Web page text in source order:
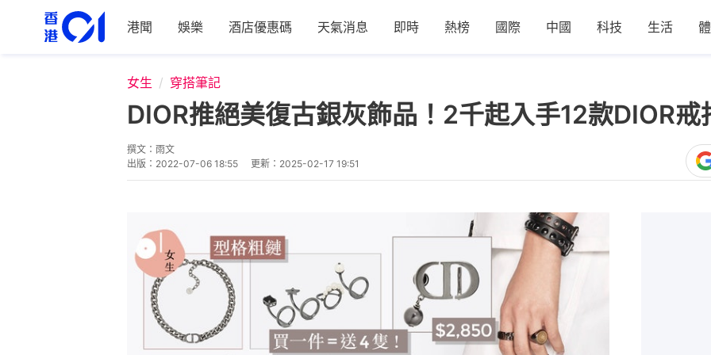
港聞 娛樂 酒店優惠碼 天氣消息 即時 熱榜 國際 中國 科技 生活
女生 穿搭筆記
DIOR推絕美復古銀灰飾品！2千起入手12款DIOR
撰文： 雨文
出版： 2022-07-06 18:55 更新： 2025-02-17 19:51